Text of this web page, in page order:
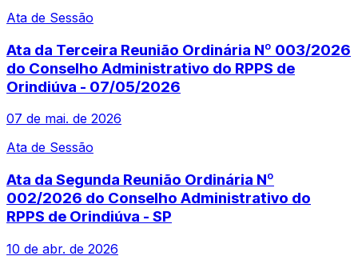
Ata de Sessão
Ata da Terceira Reunião Ordinária Nº 003/2026
do Conselho Administrativo do RPPS de
Orindiúva - 07/05/2026
07 de mai. de 2026
Ata de Sessão
Ata da Segunda Reunião Ordinária Nº
002/2026 do Conselho Administrativo do
RPPS de Orindiúva - SP
10 de abr. de 2026